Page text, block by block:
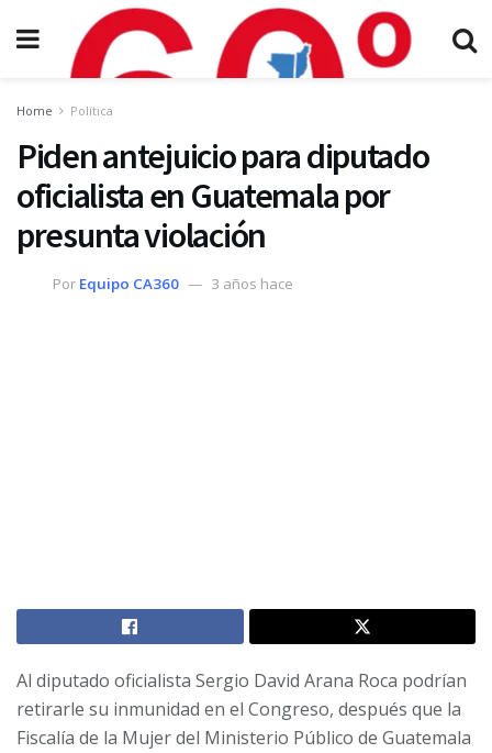
Home Política
Piden antejuicio para diputado
oficialista en Guatemala por
presunta violación
Por Equipo CA360 3 años hace
Al diputado oficialista Sergio David Arana Roca podrían
retirarle su inmunidad en el Congreso, después que la
Fiscalía de la Mujer del Ministerio Público de Guatemala